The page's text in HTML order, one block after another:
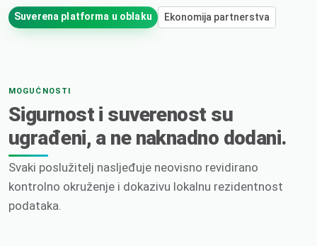
Suverena platforma u oblaku Ekonomija partnerstva
MOGUĆNOSTI
Sigurnost i suverenost su
ugrađeni, a ne naknadno dodani.
Svaki poslužitelj nasljeđuje neovisno revidirano
kontrolno okruženje i dokazivu lokalnu rezidentnost
podataka.